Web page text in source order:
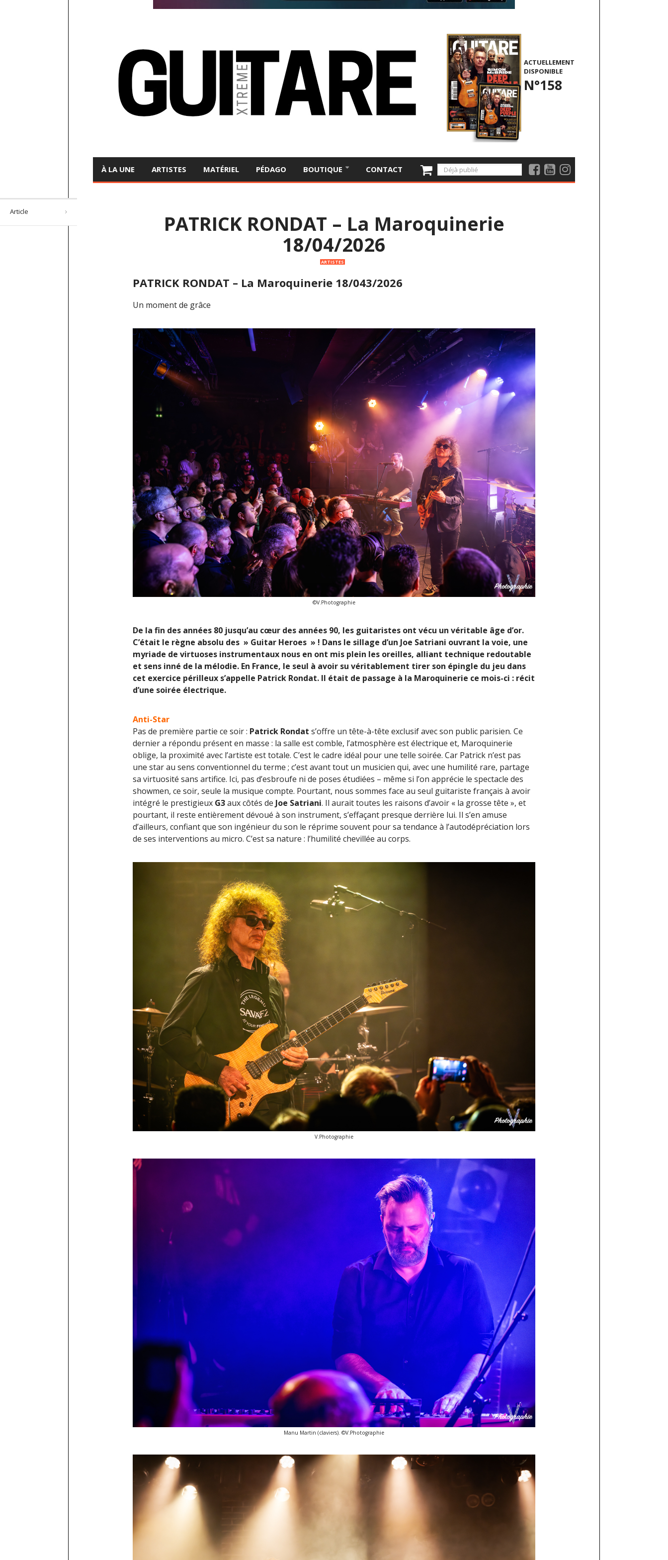
ACTUELLEMENT
DISPONIBLE
N°158
À LA UNE ARTISTES MATÉRIEL PÉDAGO BOUTIQUE CONTACT
PATRICK RONDAT – La Maroquinerie
18/04/2026
ARTISTES
PATRICK RONDAT – La Maroquinerie 18/043/2026
Un moment de grâce
©V.Photographie
De la fin des années 80 jusqu’au cœur des années 90, les guitaristes ont vécu un véritable âge d’or.
C’était le règne absolu des » Guitar Heroes » ! Dans le sillage d’un Joe Satriani ouvrant la voie, une
myriade de virtuoses instrumentaux nous en ont mis plein les oreilles, alliant technique redoutable
et sens inné de la mélodie. En France, le seul à avoir su véritablement tirer son épingle du jeu dans
cet exercice périlleux s’appelle Patrick Rondat. Il était de passage à la Maroquinerie ce mois-ci : récit
d’une soirée électrique.
Anti-Star
Pas de première partie ce soir : Patrick Rondat s’offre un tête-à-tête exclusif avec son public parisien. Ce
dernier a répondu présent en masse : la salle est comble, l’atmosphère est électrique et, Maroquinerie
oblige, la proximité avec l’artiste est totale. C’est le cadre idéal pour une telle soirée. Car Patrick n’est pas
une star au sens conventionnel du terme ; c’est avant tout un musicien qui, avec une humilité rare, partage
sa virtuosité sans artifice. Ici, pas d’esbroufe ni de poses étudiées – même si l’on apprécie le spectacle des
showmen, ce soir, seule la musique compte. Pourtant, nous sommes face au seul guitariste français à avoir
intégré le prestigieux G3aux côtés de Joe Satriani. Il aurait toutes les raisons d’avoir « la grosse tête », et
pourtant, il reste entièrement dévoué à son instrument, s’effaçant presque derrière lui. Il s’en amuse
d’ailleurs, confiant que son ingénieur du son le réprime souvent pour sa tendance à l’autodépréciation lors
de ses interventions au micro. C’est sa nature : l’humilité chevillée au corps.
V.Photographie
Manu Martin (claviers). ©V.Photographie
Article